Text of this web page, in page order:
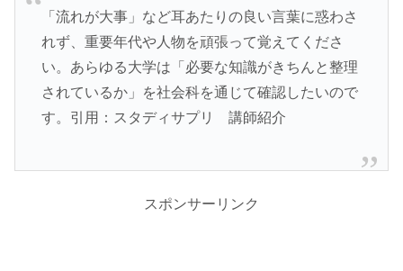
「流れが大事」など耳あたりの良い言葉に惑わさ
れず、重要年代や人物を頑張って覚えてくださ
い。あらゆる大学は「必要な知識がきちんと整理
されているか」を社会科を通じて確認したいので
す。引用：スタディサプリ 講師紹介
スポンサーリンク